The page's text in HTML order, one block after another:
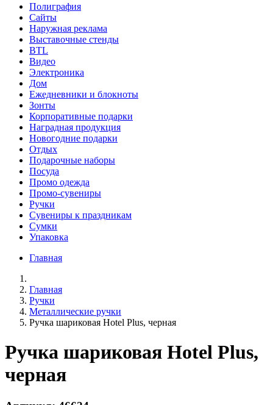
Полиграфия
Сайты
Наружная реклама
Выставочные стенды
BTL
Видео
Электроника
Дом
Ежедневники и блокноты
Зонты
Корпоративные подарки
Наградная продукция
Новогодние подарки
Отдых
Подарочные наборы
Посуда
Промо одежда
Промо-сувениры
Ручки
Сувениры к праздникам
Сумки
Упаковка
Главная
Главная
Ручки
Металлические ручки
Ручка шариковая Hotel Plus, черная
Ручка шариковая Hotel Plus,
черная